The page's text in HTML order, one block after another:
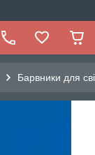
Барвники для